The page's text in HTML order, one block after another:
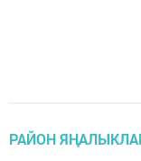
РАЙОН